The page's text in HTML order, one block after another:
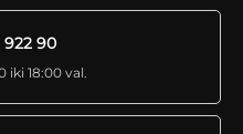
90
iki 18:00 val.